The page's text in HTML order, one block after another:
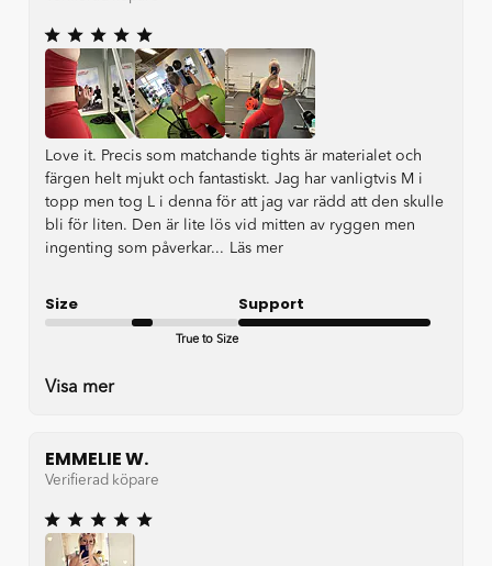
Love it. Precis som matchande tights är materialet och
färgen helt mjukt och fantastiskt. Jag har vanligtvis M i
topp men tog L i denna för att jag var rädd att den skulle
bli för liten. Den är lite lös vid mitten av ryggen men
ingenting som påverkar... Läs mer
Size
True to Size
Support
Visa mer
EMMELIE W.
Verifierad köpare